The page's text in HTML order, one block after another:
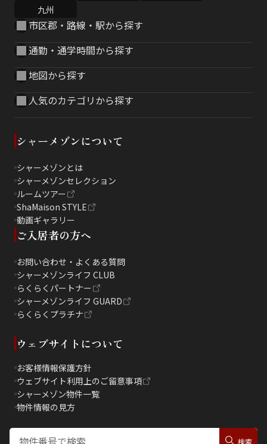
九州
市区郡・路線・駅から探す
通勤・通学時間から探す
地図から探す
人気のカテゴリから探す
シャーメゾンについて
シャーメゾンとは
シャーメゾンセレクション
ルームツアー
ShaMaison STYLE
動画ギャラリー
ご入居者の方へ
お問い合わせ・よくある質問
シャーメゾンライフ CLUB
らくらくパートナー
シャーメゾンライフ GUARD
らくらくプラチナ
ウェブサイトについて
お客様情報保護方針
ウェブサイト利用上のご留意事項
シャーメゾン物件一覧
物件情報の見方